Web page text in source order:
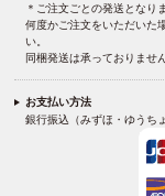
＊ご注文ごとの発送となり
何度かご注文をいただいた
い。
同梱発送は承っておりません
お支払い方法
銀行振込（みずほ・ゆうち